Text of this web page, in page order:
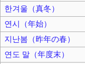
한겨울（真冬）
연시（年始）
지난봄（昨年の春）
연도 말（年度末）